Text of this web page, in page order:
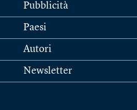
Pubblicità
Paesi
Autori
Newsletter